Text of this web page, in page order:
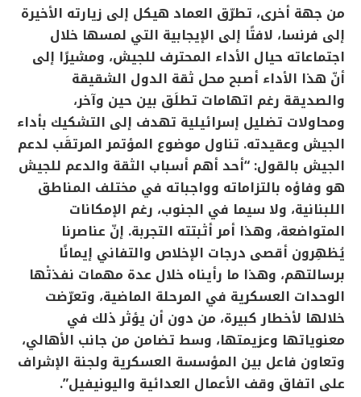
من جهة أخرى، تطرّق العماد هيكل إلى زيارته الأخيرة
إلى فرنسا، لافتًا إلى الإيجابية التي لمسها خلال
اجتماعاته حيال الأداء المحترف للجيش، ومشيرًا إلى
أنّ هذا الأداء أصبح محل ثقة الدول الشقيقة
والصديقة رغم اتهامات تطلَق بين حين وآخر،
ومحاولات تضليل إسرائيلية تهدف إلى التشكيك بأداء
الجيش وعقيدته. تناول موضوع المؤتمر المرتقَب لدعم
الجيش بالقول: “أحد أهم أسباب الثقة والدعم للجيش
هو وفاؤه بالتزاماته وواجباته في مختلف المناطق
اللبنانية، ولا سيما في الجنوب، رغم الإمكانات
المتواضعة، وهذا أمر أثبتته التجربة. إنّ عناصرنا
يُظهِرون أقصى درجات الإخلاص والتفاني إيمانًا
برسالتهم، وهذا ما رأيناه خلال عدة مهمات نفذتْها
الوحدات العسكرية في المرحلة الماضية، وتعرّضت
خلالها لأخطار كبيرة، من دون أن يؤثر ذلك في
معنوياتها وعزيمتها، وسط تضامن من جانب الأهالي،
وتعاون فاعل بين المؤسسة العسكرية ولجنة الإشراف
على اتفاق وقف الأعمال العدائية واليونيفيل”.